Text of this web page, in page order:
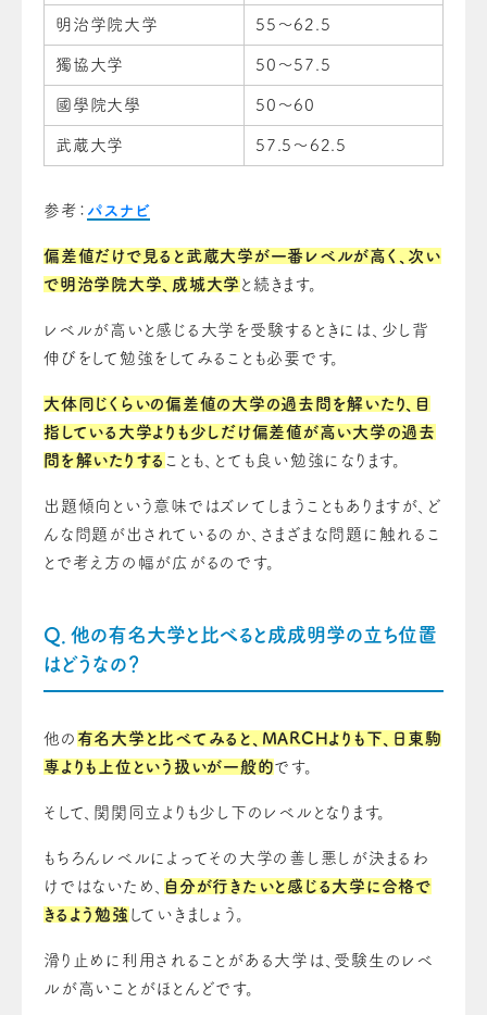
明治学院大学 55～62.5
獨協大学 50～57.5
國學院大學 50～60
武蔵大学 57.5～62.5
参考： パスナビ
偏差値だけで見ると武蔵大学が一番レベルが高く、次い
で明治学院大学、成城大学 と続きます。
レベルが高いと感じる大学を受験するときには、少し背
伸びをして勉強をしてみることも必要です。
大体同じくらいの偏差値の大学の過去問を解いたり、目
指している大学よりも少しだけ偏差値が高い大学の過去
問を解いたりする ことも、とても良い勉強になります。
出題傾向という意味ではズレてしまうこともありますが、ど
んな問題が出されているのか、さまざまな問題に触れるこ
とで考え方の幅が広がるのです。
Q．他の有名大学と比べると成成明学の立ち位置
はどうなの？
他の 有名大学と比べてみると、MARCHよりも下、日東駒
専よりも上位という扱いが一般的です。
そして、関関同立よりも少し下のレベルとなります。
もちろんレベルによってその大学の善し悪しが決まるわ
けではないため、 自分が行きたいと感じる大学に合格で
きるよう勉強 していきましょう。
滑り止めに利用されることがある大学は、受験生のレベ
ルが高いことがほとんどです。